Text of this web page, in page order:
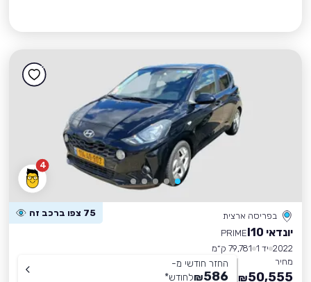
4
בפריסה ארצית 75 צפו ברכב זה
יונדאי I10
PRIME
2022 יד 1
79,781 ק״מ
מחיר
50,555
₪
החזר חודשי מ-
586
₪לחודש*